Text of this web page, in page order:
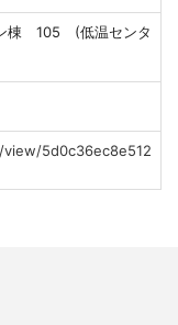
棟 105 (低温センタ
5d0c36ec8e512